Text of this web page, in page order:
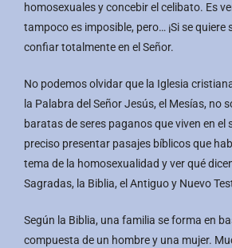
homosexuales y concebir el celibato. Es
tampoco es imposible, pero… ¡Si se quiere
confiar totalmente en el Señor.
No podemos olvidar que la Iglesia
la Palabra del Señor Jesús, el Mesías, no
baratas de seres paganos que viven en el
preciso presentar pasajes bíblicos que
tema de la homosexualidad y ver qué
Sagradas, la Biblia, el Antiguo y Nuevo
Según la Biblia, una familia se forma en
compuesta de un hombre y una mujer.